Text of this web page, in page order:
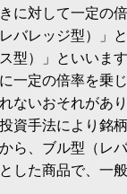
に対して一定の
レバレッジ型）」
ス型）」といいま
一定の倍率を乗
ないおそれがあ
資手法により銘
から、ブル型（レ
した商品で、一